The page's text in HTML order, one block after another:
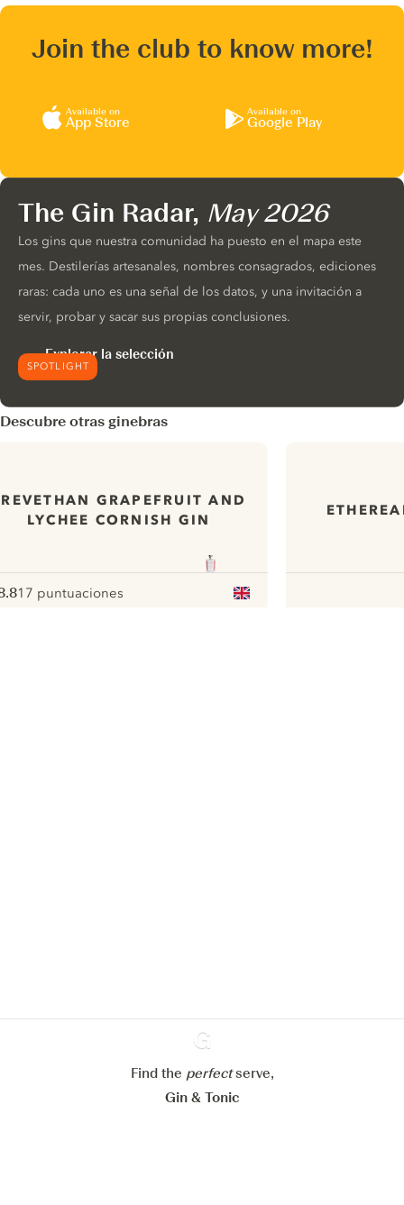
Join the club to know more!
Available on
App Store
Available on
Google Play
SPOTLIGHT
The Gin Radar, May 2026
Los gins que nuestra comunidad ha puesto en el mapa este
mes. Destilerías artesanales, nombres consagrados, ediciones
raras: cada uno es una señal de los datos, y una invitación a
servir, probar y sacar sus propias conclusiones.
Explorar la selección
Descubre otras ginebras
GRAPEFRUIT AND
LYCHEE CORNISH GIN
pour
17 puntuaciones
Ginventory
Find the perfectserve,
Gin & Tonic